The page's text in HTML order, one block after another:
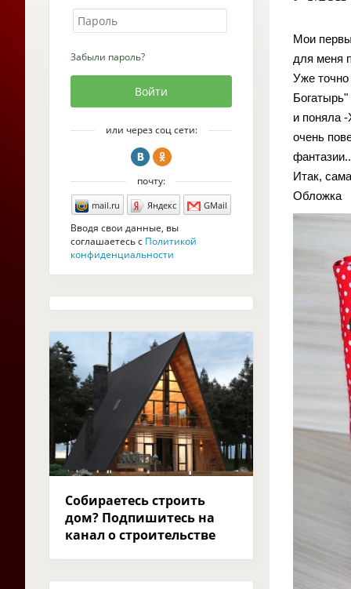
Мои
для меня
Уже
Богатырь"
и поняла
очень
Итак,
Обложка
Забыли пароль?
или через соц сети:
почту:
mail.ru Яндекс GMail
Вводя свои данные, вы
соглашаетесь с Политикой
конфиденциальности
Собираетесь строить
дом? Подпишитесь на
канал о строительстве